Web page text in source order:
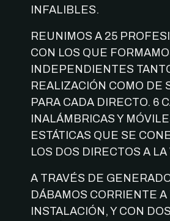
INFALIBLES.
REUNIMOS A 25
CON LOS QUE
INDEPENDIENTES
REALIZACIÓN COMO DE
PARA CADA DIRECTO. 6
INALÁMBRICAS Y
ESTÁTICAS QUE SE
LOS DOS DIRECTOS A LA
A TRAVÉS DE
DÁBAMOS CORRIENTE
INSTALACIÓN, Y CON